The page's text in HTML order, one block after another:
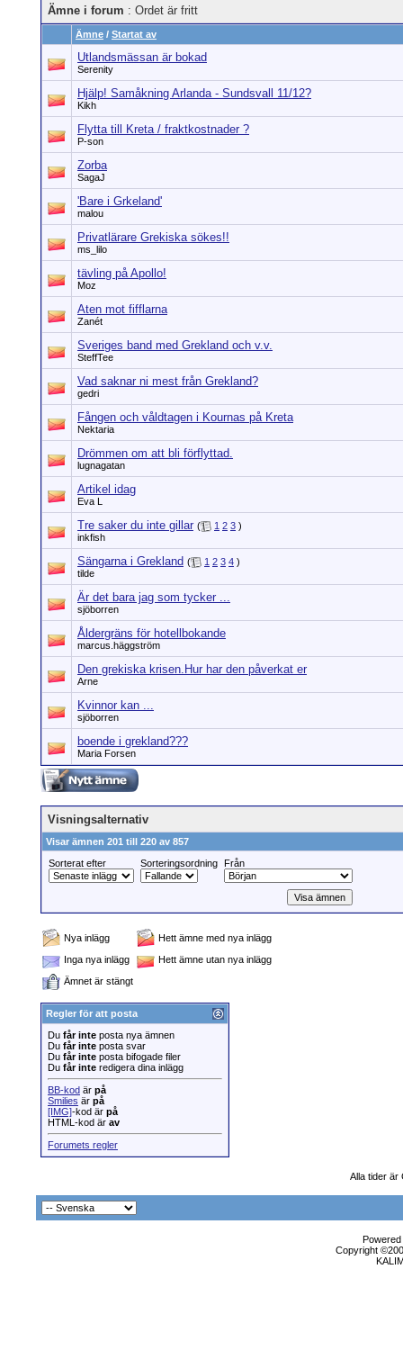
Ämne i forum : Ordet är fritt
Ämne / Startat av
Utlandsmässan är bokad
Serenity
Hjälp! Samåkning Arlanda - Sundsvall 11/12?
Kikh
Flytta till Kreta / fraktkostnader ?
P-son
Zorba
SagaJ
'Bare i Grkeland'
malou
Privatlärare Grekiska sökes!!
ms_lilo
tävling på Apollo!
Moz
Aten mot fifflarna
Zanét
Sveriges band med Grekland och v.v.
SteffTee
Vad saknar ni mest från Grekland?
gedri
Fången och våldtagen i Kournas på Kreta
Nektaria
Drömmen om att bli förflyttad.
lugnagatan
Artikel idag
Eva L
Tre saker du inte gillar ( 1 2 3 )
inkfish
Sängarna i Grekland ( 1 2 3 4 )
tilde
Är det bara jag som tycker ...
sjöborren
Åldergräns för hotellbokande
marcus.häggström
Den grekiska krisen.Hur har den påverkat er
Arne
Kvinnor kan ...
sjöborren
boende i grekland???
Maria Forsen
Visningsalternativ
Visar ämnen 201 till 220 av 857
Sorterat efter
Sorteringsordning Från
Nya inlägg
Hett ämne med nya inlägg
Inga nya inlägg
Hett ämne utan nya inlägg
Ämnet är stängt
Regler för att posta
Du får inte posta nya ämnen
Du får inte posta svar
Du får inte posta bifogade filer
Du får inte redigera dina inlägg
BB-kod är på
Smilies är på
[IMG]-kod är på
HTML-kod är av
Forumets regler
Alla tider är
Copyright